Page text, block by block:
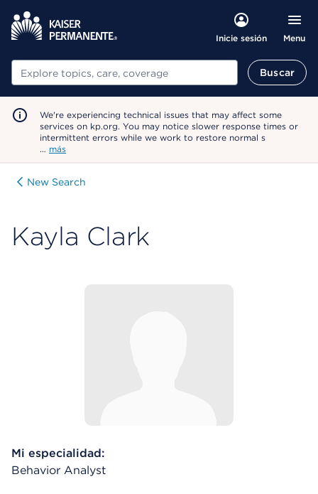
Inicie sesión Menu
Buscar Buscar
We're experiencing technical issues that may affect some
services on kp.org. You may notice slower response times or
intermittent errors while we work to restore normal s
… más
New Search
Kayla Clark
Mi especialidad:
Behavior Analyst